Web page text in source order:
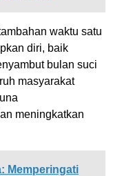
waktu satu
diri, baik
bulan suci
masyarakat
meningkatkan
Memperingati